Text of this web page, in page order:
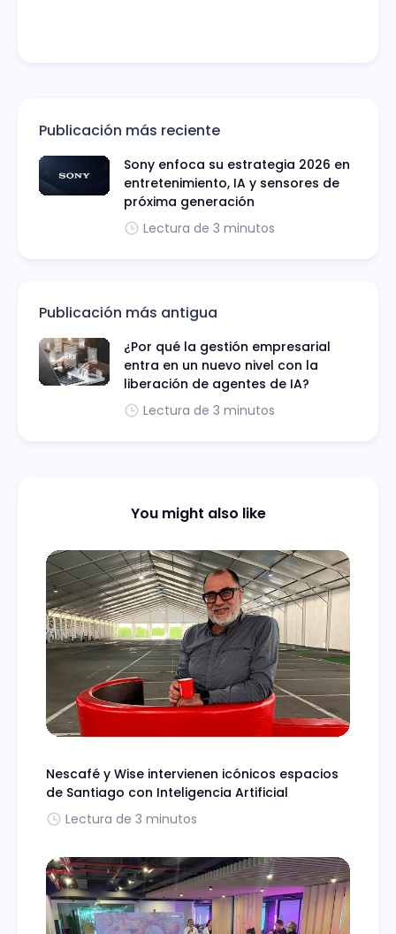
Publicación más reciente
Sony enfoca su estrategia 2026 en
entretenimiento, IA y sensores de
próxima generación
Lectura de 3 minutos
Publicación más antigua
¿Por qué la gestión empresarial
entra en un nuevo nivel con la
liberación de agentes de IA?
Lectura de 3 minutos
You might also like
Nescafé y Wise intervienen icónicos espacios
de Santiago con Inteligencia Artificial
Lectura de 3 minutos